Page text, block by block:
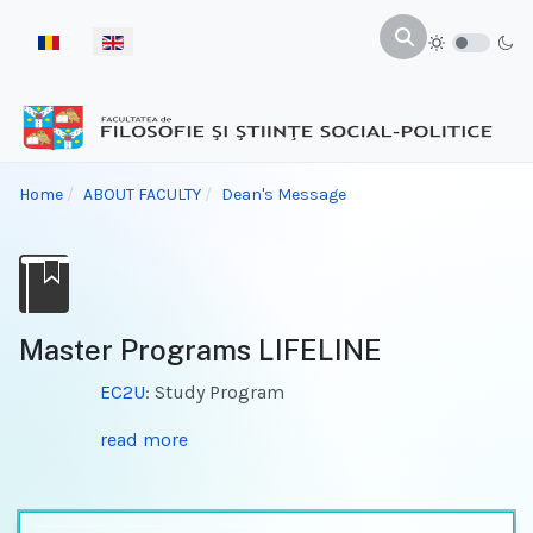
Select your language
Home ABOUT FACULTY Dean's Message
Master Programs LIFELINE
EC2U: Study Program
read more